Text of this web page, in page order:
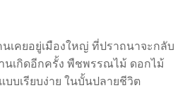
นเคยอยู่เมืองใหญ่ ที่ปราถนาจะกลับ
นเกิดอีกครั้ง พืชพรรณไม้ ดอกไม้
บเรียบง่าย ในบั้นปลายชีวิต